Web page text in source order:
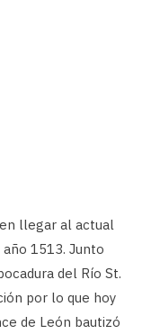
llegar al actual
1513. Junto
del Río St.
por lo que hoy
de León bautizó